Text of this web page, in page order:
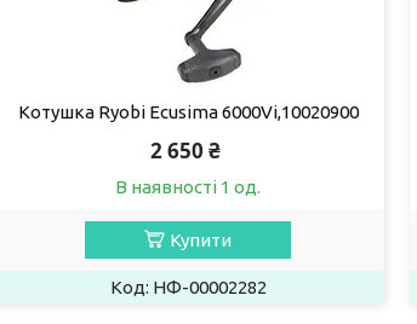
Котушка Ryobi Ecusima 6000Vi,10020900
2 650 ₴
В наявності 1 од.
Купити
НФ-00002282